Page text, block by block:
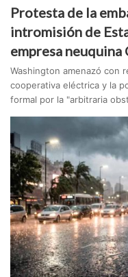
Protesta de la
intromisión de
empresa neuquina
Washington amenazó con
cooperativa eléctrica y la
formal por la "arbitraria